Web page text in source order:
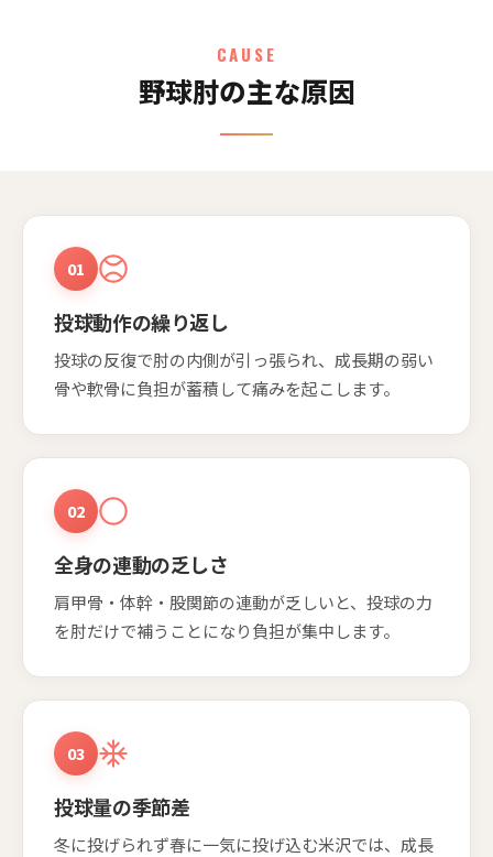
CAUSE
野球肘の主な原因
01
投球動作の繰り返し
投球の反復で肘の内側が引っ張られ、成長期の弱い
骨や軟骨に負担が蓄積して痛みを起こします。
02
全身の連動の乏しさ
肩甲骨・体幹・股関節の連動が乏しいと、投球の力
を肘だけで補うことになり負担が集中します。
03
投球量の季節差
冬に投げられず春に一気に投げ込む米沢では、成長